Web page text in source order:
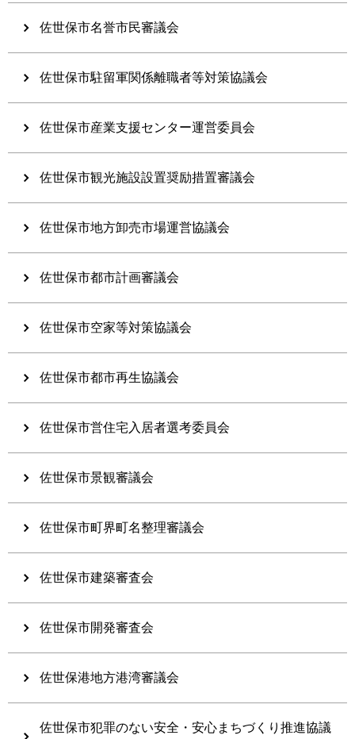
佐世保市名誉市民審議会
佐世保市駐留軍関係離職者等対策協議会
佐世保市産業支援センター運営委員会
佐世保市観光施設設置奨励措置審議会
佐世保市地方卸売市場運営協議会
佐世保市都市計画審議会
佐世保市空家等対策協議会
佐世保市都市再生協議会
佐世保市営住宅入居者選考委員会
佐世保市景観審議会
佐世保市町界町名整理審議会
佐世保市建築審査会
佐世保市開発審査会
佐世保港地方港湾審議会
佐世保市犯罪のない安全・安心まちづくり推進協議